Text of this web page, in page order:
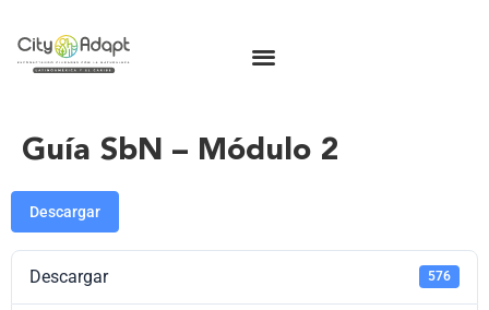
Guía SbN – Módulo 2
Descargar
Descargar 576